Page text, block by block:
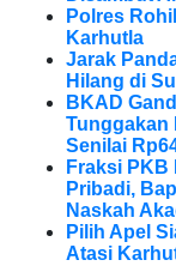
Polres
Karhutla
Jarak
Hilang di
BKAD
Tunggakan
Senilai
Fraksi
Pribadi,
Naskah
Pilih Apel
Atasi